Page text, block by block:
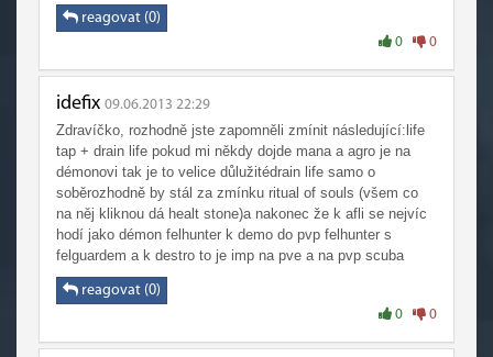
reagovat (0)
0 0
idefix 09.06.2013 22:29
Zdravíčko, rozhodně jste zapomněli zmínit následující:life
tap + drain life pokud mi někdy dojde mana a agro je na
démonovi tak je to velice důlužitédrain life samo o
soběrozhodně by stál za zmínku ritual of souls (všem co
na něj kliknou dá healt stone)a nakonec že k afli se nejvíc
hodí jako démon felhunter k demo do pvp felhunter s
felguardem a k destro to je imp na pve a na pvp scuba
reagovat (0)
0 0